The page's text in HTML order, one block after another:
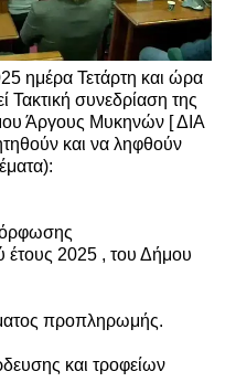
ημέρα Τετάρτη και ώρα
συνεδρίαση της
Άργους Μυκηνών [ ΔΙΑ
και να ληφθούν
έτους 2025 , του Δήμου
προπληρωμής.
και τροφείων